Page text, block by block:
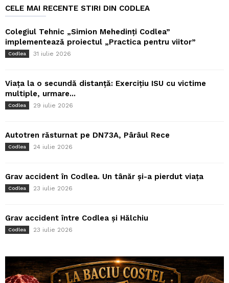
CELE MAI RECENTE STIRI DIN CODLEA
Colegiul Tehnic „Simion Mehedinți Codlea”
implementează proiectul „Practica pentru viitor”
Codlea 31 iulie 2026
Viața la o secundă distanță: Exercițiu ISU cu victime
multiple, urmare...
Codlea 29 iulie 2026
Autotren răsturnat pe DN73A, Pârâul Rece
Codlea 24 iulie 2026
Grav accident în Codlea. Un tânăr și-a pierdut viața
Codlea 23 iulie 2026
Grav accident între Codlea și Hălchiu
Codlea 23 iulie 2026